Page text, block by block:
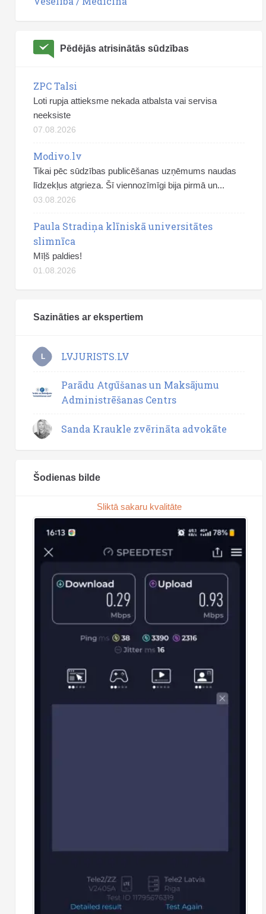
Pēdējās atrisinātās sūdzības
ZPC Talsi
Loti rupja attieksme nekada atbalsta vai servisa
neeksiste
07.08.2026
Modivo.lv
Tikai pēc sūdzības publicēšanas uzņēmums naudas
līdzekļus atgrieza. Šī viennozīmīgi bija pirmā un...
03.08.2026
Paula Stradiņa klīniskā universitātes
slimnīca
Mīļš paldies!
01.08.2026
Sazināties ar ekspertiem
L LVJURISTS.LV
Parādu Atgūšanas un Maksājumu
Administrēšanas Centrs
Sanda Kraukle zvērināta advokāte
Šodienas bilde
Sliktā sakaru kvalitāte